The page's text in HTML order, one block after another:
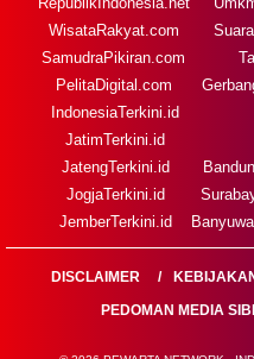
WisataRakyat.com
SamudraPikiran.com
PelitaDigital.com
IndonesiaTerkini.id
JatimTerkini.id
JatengTerkini.id
JogjaTerkini.id
JemberTerkini.id
DISCLAIMER
PEDOMAN MEDIA